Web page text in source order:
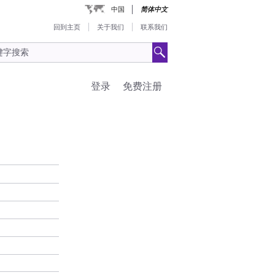
中国 简体中文
回到主页 关于我们 联系我们
免费注册
登录